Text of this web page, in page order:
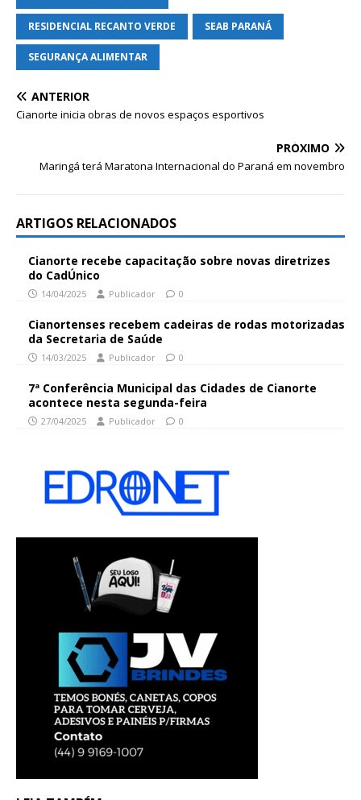
RESIDENCIAL RECANTO VERDE SEAB PARANÁ
SEGURANÇA ALIMENTAR
ANTERIOR
Cianorte inicia obras de novos espaços esportivos
PRÓXIMO
Maringá terá Maratona Internacional do Paraná em novembro
ARTIGOS RELACIONADOS
Cianorte recebe capacitação sobre novas diretrizes
do CadÚnico
14/04/2025 Publicador 0
Cianortenses recebem cadeiras de rodas motorizadas
da Secretaria de Saúde
14/03/2025 Publicador 0
7ª Conferência Municipal das Cidades de Cianorte
acontece nesta segunda-feira
27/04/2025 Publicador 0